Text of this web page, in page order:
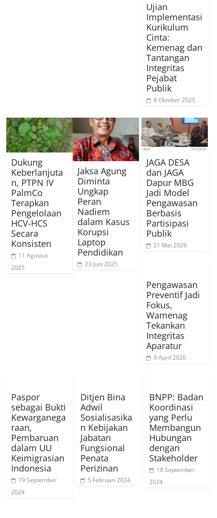
Ujian
Implementasi
Kurikulum
Cinta:
Kemenag dan
Tantangan
Integritas
Pejabat
Publik
8 Oktober 2025
Dukung
Keberlanjuta
n, PTPN IV
PalmCo
Terapkan
Pengelolaan
HCV-HCS
Secara
Konsisten
11 Agustus
2025
Jaksa Agung
Diminta
Ungkap
Peran
Nadiem
dalam Kasus
Korupsi
Laptop
Pendidikan
23 Juni 2025
JAGA DESA
dan JAGA
Dapur MBG
Jadi Model
Pengawasan
Berbasis
Partisipasi
Publik
21 Mei 2026
Pengawasan
Preventif Jadi
Fokus,
Wamenag
Tekankan
Integritas
Aparatur
9 April 2026
Paspor
sebagai Bukti
Kewarganega
raan,
Pembaruan
dalam UU
Keimigrasian
Indonesia
19 September
2024
Ditjen Bina
Adwil
Sosialisasika
n Kebijakan
Jabatan
Fungsional
Penata
Perizinan
5 Februari 2024
BNPP: Badan
Koordinasi
yang Perlu
Membangun
Hubungan
dengan
Stakeholder
18 September
2024